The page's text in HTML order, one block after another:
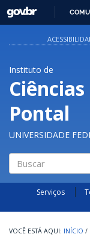
GOVBR
Instituto de
Pontal
UNIVERSIDADE
Buscar
Serviços
INÍCIO /